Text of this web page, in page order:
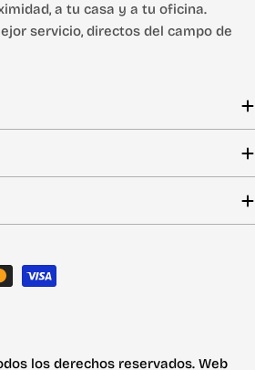
a tu casa y a tu oficina.
servicio, directos del campo de
los derechos reservados. Web